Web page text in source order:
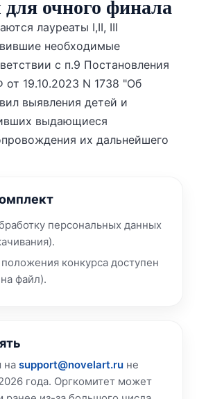
очного финала
лауреаты I,II, III
необходимые
с п.9 Постановления
от 19.10.2023 N 1738 "Об
выявления детей и
выдающиеся
их дальнейшего
персональных данных
конкурса доступен
файл).
на support@novelart.ru не
года. Оргкомитет может